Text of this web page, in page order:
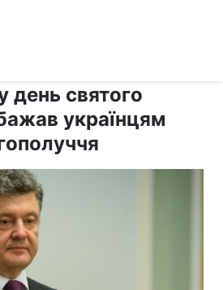
день святого
українцям